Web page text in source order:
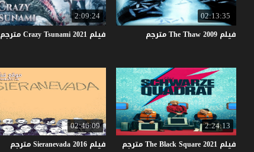
02:13:35
فيلم TheThaw2009 مترجم
2:09:24
فيلم CrazyTsunami2021 مترجم
2:24:13
فيلم TheBlackSquare2021 مترجم
02:46:09
فيلم Sieranevada2016 مترجم